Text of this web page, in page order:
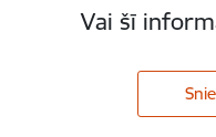
Vai šī